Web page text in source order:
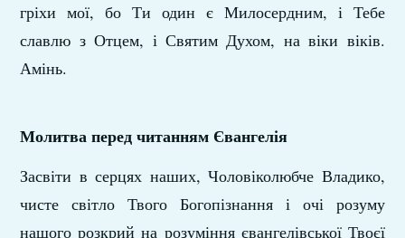
гріхи мої, бо Ти один є Милосердним, і Тебе
славлю з Отцем, і Святим Духом, на віки віків.
Амінь.
Молитва перед читанням Євангелія
Засвіти в серцях наших, Чоловіколюбче Владико,
чисте світло Твого Богопізнання і очі розуму
нашого розкрий на розуміння євангелівської Твоєї